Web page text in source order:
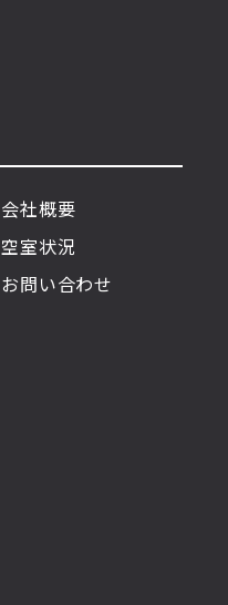
会社概要
空室状況
お問い合わせ